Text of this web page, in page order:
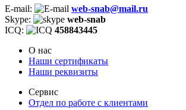
E-mail:
web-snab@mail.ru
Skype:
web-snab
ICQ:
458843445
О нас
Наши сертификаты
Наши реквизиты
Сервис
Отдел по работе с клиентами